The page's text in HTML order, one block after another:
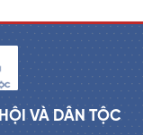
VÀ DÂN TỘC